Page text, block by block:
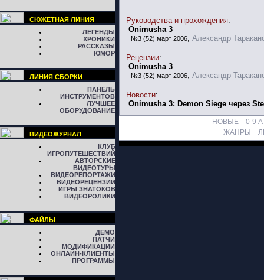
СЮЖЕТНАЯ ЛИНИЯ
ЛЕГЕНДЫ
ХРОНИКИ
РАССКАЗЫ
ЮМОР
ЛИНИЯ СБОРКИ
ПАНЕЛЬ
ИНСТРУМЕНТОВ
ЛУЧШЕЕ
ОБОРУДОВАНИЕ
ВИДЕОЖУРНАЛ
КЛУБ
ИГРОПУТЕШЕСТВИЙ
АВТОРСКИЕ
ВИДЕОТУРЫ
ВИДЕОРЕПОРТАЖИ
ВИДЕОРЕЦЕНЗИИ
ИГРЫ ЗНАТОКОВ
ВИДЕОРОЛИКИ
ФАЙЛЫ
ДЕМО
ПАТЧИ
МОДИФИКАЦИИ
ОНЛАЙН-КЛИЕНТЫ
ПРОГРАММЫ
Руководства и прохождения:
Onimusha 3
№3 (52) март 2006, Александр
Рецензии:
Onimusha 3
№3 (52) март 2006, Александр
Новости:
Onimusha 3: Demon Siege через
НОВЫЕ 0-9 A
ЖАНРЫ